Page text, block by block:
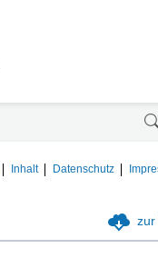
Inhalt Datenschutz
zur